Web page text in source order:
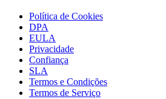
Política de Cookies
DPA
EULA
Privacidade
Confiança
SLA
Termos e Condições
Termos de Serviço